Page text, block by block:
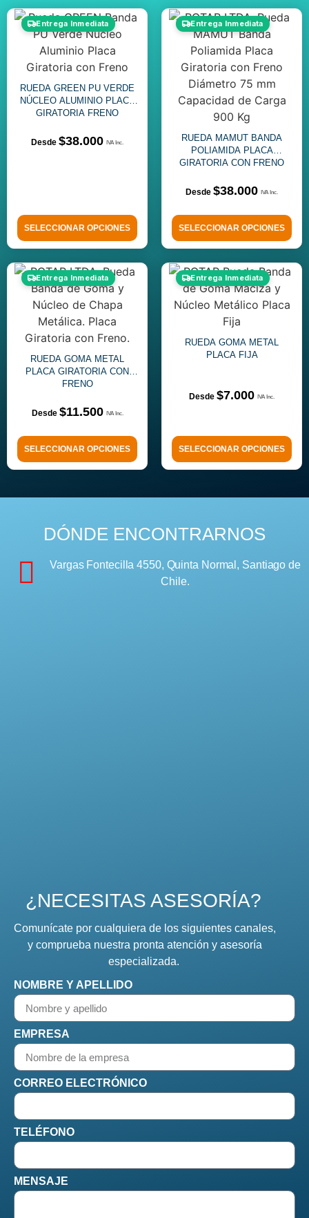
Entrega Inmediata
RUEDA GREEN PU VERDE
NÚCLEO ALUMINIO PLACA
GIRATORIA FRENO
$38.000
SELECCIONAR OPCIONES
Entrega Inmediata
RUEDA MAMUT BANDA
POLIAMIDA PLACA
GIRATORIA CON FRENO
$38.000
SELECCIONAR OPCIONES
Entrega Inmediata
RUEDA GOMA METAL
PLACA GIRATORIA CON
FRENO
$11.500
SELECCIONAR OPCIONES
Entrega Inmediata
RUEDA GOMA METAL
PLACA FIJA
$7.000
SELECCIONAR OPCIONES
DÓNDE ENCONTRARNOS
Vargas Fontecilla 4550, Quinta Normal, Santiago de
Chile.
¿NECESITAS ASESORÍA?
Comunícate por cualquiera de los siguientes canales,
y comprueba nuestra pronta atención y asesoría
especializada.
NOMBRE Y APELLIDO
EMPRESA
CORREO ELECTRÓNICO
TELÉFONO
MENSAJE